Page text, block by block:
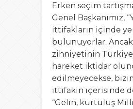
Erken seçim
Genel
ittifakların içinde
bulunuyorlar.
zihniyetinin
hareket iktidar
edilmeyecekse,
ittifakın içerisinde
“Gelin, kurtuluş